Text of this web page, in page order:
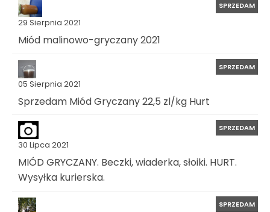
29 Sierpnia 2021
SPRZEDAM
Miód malinowo-gryczany 2021
05 Sierpnia 2021
SPRZEDAM
Sprzedam Miód Gryczany 22,5 zl/kg Hurt
30 Lipca 2021
SPRZEDAM
MIÓD GRYCZANY. Beczki, wiaderka, słoiki. HURT.
Wysyłka kurierska.
SPRZEDAM